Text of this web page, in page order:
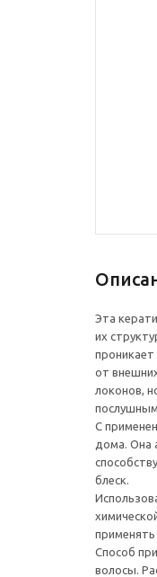
Эта
их
проникает
от
локонов,
С
дома. Она
блеск.
применять
Способ
волосы.